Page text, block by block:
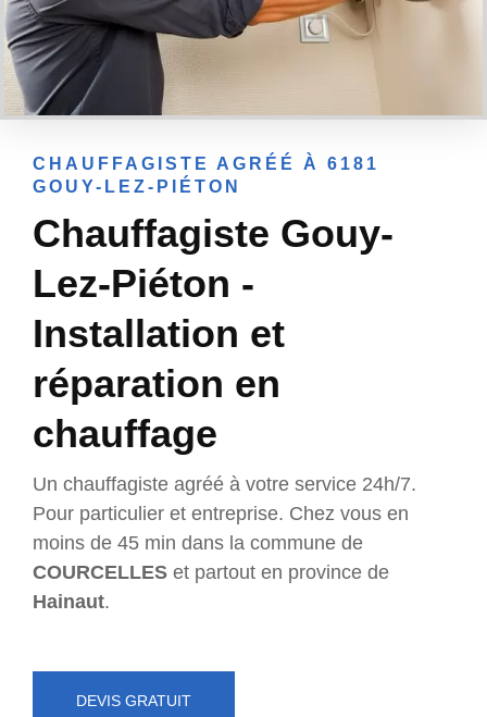
CHAUFFAGISTE AGRÉÉ À 6181
GOUY-LEZ-PIÉTON
Chauffagiste Gouy-
Lez-Piéton -
Installation et
réparation en
chauffage
Un chauffagiste agréé à votre service 24h/7.
Pour particulier et entreprise. Chez vous en
moins de 45 min dans la commune de
COURCELLES et partout en province de
Hainaut.
DEVIS GRATUIT